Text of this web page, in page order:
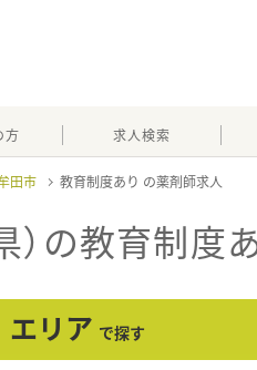
方 求人検索
田市 教育制度あり
）の教育制度
エリア で探す